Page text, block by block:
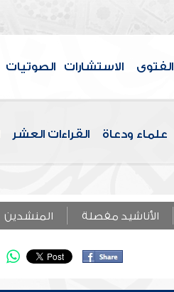
الفتوى الاستشارات الصوتيات
علماء ودعاة القراءات العشر
الأناشيد مفصلة المنشدين